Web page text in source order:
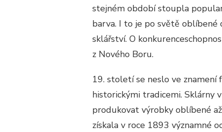
stejném období stoupla
barva. I to je po světě oblíbené
sklářství. O
z Nového Boru.
19. století se neslo ve znamení
historickými tradicemi. Sklárny
produkovat výrobky oblíbené
získala v roce 1893 významné